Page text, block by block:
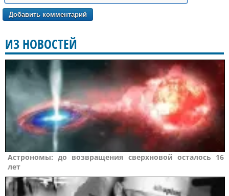
ИЗ НОВОСТЕЙ
Астрономы: до возвращения сверхновой осталось 16
лет